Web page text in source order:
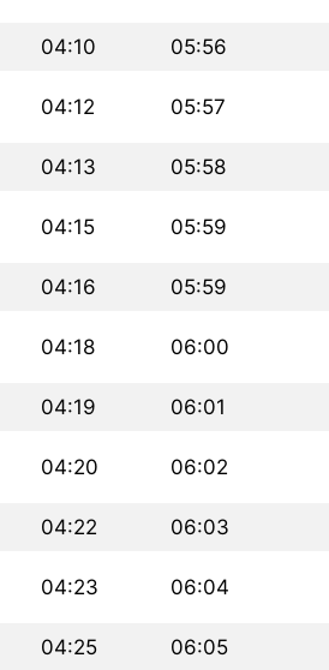
04:10 05:56
04:12 05:57
04:13 05:58
04:15 05:59
04:16 05:59
04:18 06:00
04:19 06:01
04:20 06:02
04:22 06:03
04:23 06:04
04:25 06:05